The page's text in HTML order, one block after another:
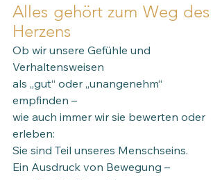
Alles gehört zum Weg des
Herzens
Ob wir unsere Gefühle und
Verhaltensweisen
als „gut“ oder „unangenehm“
empfinden –
wie auch immer wir sie bewerten oder
erleben:
Sie sind Teil unseres Menschseins.
Ein Ausdruck von Bewegung –